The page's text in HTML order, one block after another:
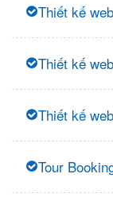
Thiết kế
Thiết kế
Thiết kế
Tour